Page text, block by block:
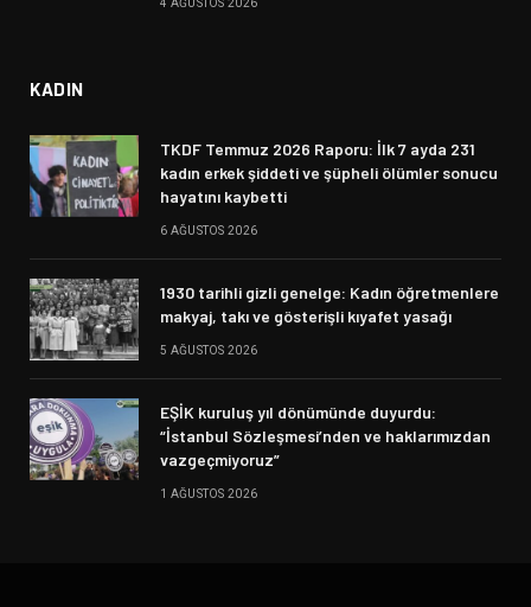
KADIN
TKDF Temmuz 2026 Raporu: İlk 7 ayda 231
kadın erkek şiddeti ve şüpheli ölümler sonucu
hayatını kaybetti
6 AĞUSTOS 2026
1930 tarihli gizli genelge: Kadın öğretmenlere
makyaj, takı ve gösterişli kıyafet yasağı
5 AĞUSTOS 2026
EŞİK kuruluş yıl dönümünde duyurdu:
“İstanbul Sözleşmesi’nden ve haklarımızdan
vazgeçmiyoruz”
1 AĞUSTOS 2026